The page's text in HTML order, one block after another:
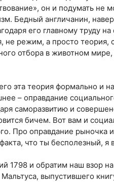
он и подумать не
Бедный англичанин,
его главному труду на
не режим, а просто теория,
отбора в животном
эта теория формально и
– оправдание
саморазвитию и
бичем. Вот вам и
Про оправдание рыночка
что ты бесполезный,
1798 и обратим наш взор на
выпустившего